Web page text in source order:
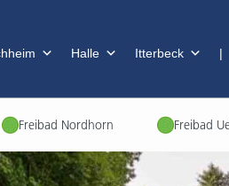
Halle Itterbeck |
Freibad Nordhorn Freibad